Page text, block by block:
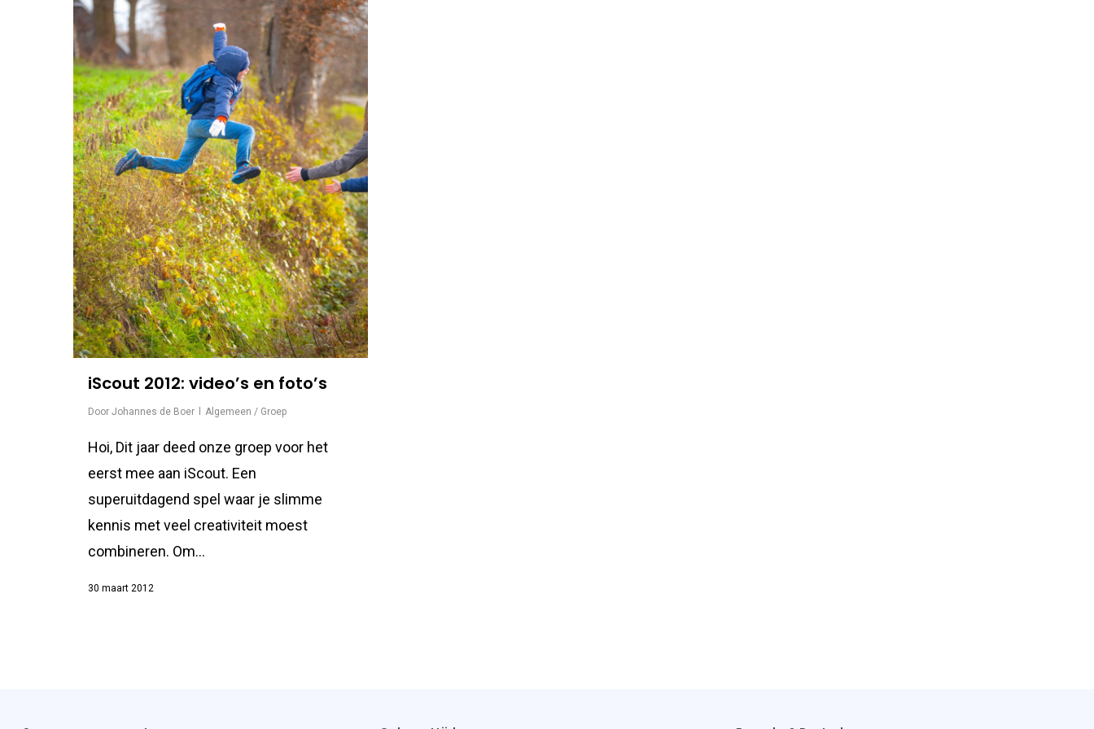
iScout 2012: video’s en foto’s
Door Johannes de Boer Algemeen / Groep
Hoi, Dit jaar deed onze groep voor het
eerst mee aan iScout. Een
superuitdagend spel waar je slimme
kennis met veel creativiteit moest
combineren. Om…
30 maart 2012